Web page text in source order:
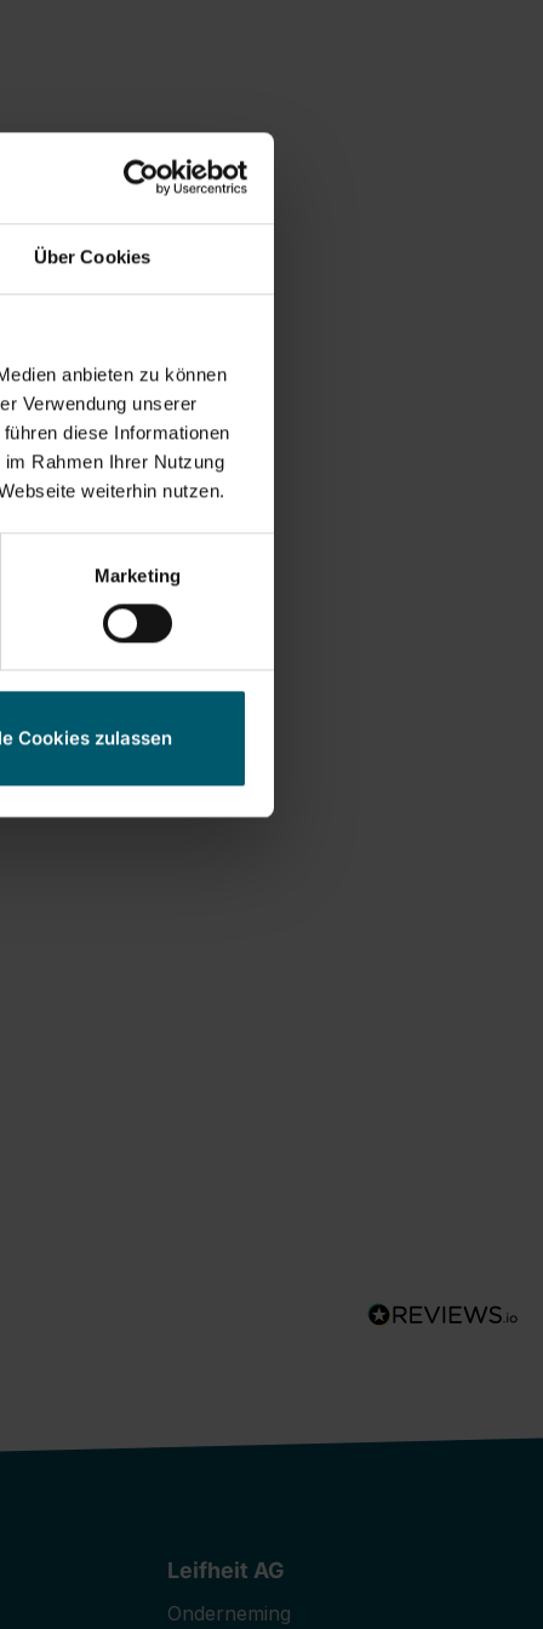
Über Cookies
anbieten zu können
Verwendung unserer
diese Informationen
Rahmen Ihrer Nutzung
weiterhin nutzen.
Marketing
Cookies zulassen
met de rvs
bij Leifheit
prettig gebruik zorgt
Bovendien overtuigt
Dit maakt de
ophangoog om
een design-highlight
Leifheit AG
Onderneming